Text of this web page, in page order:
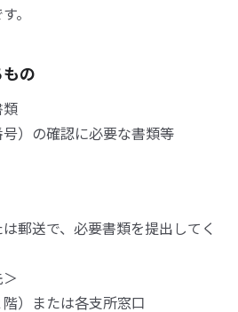
。
の
）の確認に必要な書類等
郵送で、必要書類を提出してく
）または各支所窓口